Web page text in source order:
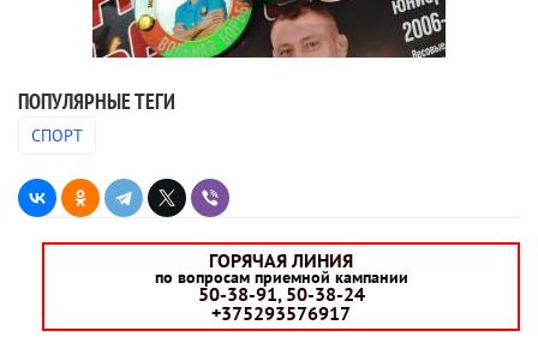
ПОПУЛЯРНЫЕ ТЕГИ
СПОРТ
ГОРЯЧАЯ ЛИНИЯ
по вопросам приемной кампании
50-38-91, 50-38-24
+375293576917